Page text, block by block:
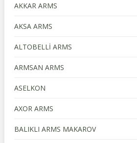
AKKAR ARMS
AKSA ARMS
ALTOBELLİ ARMS
ARMSAN ARMS
ASELKON
AXOR ARMS
BALIKLI ARMS MAKAROV